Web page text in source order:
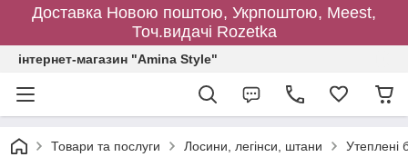
Доставка Новою поштою, Укрпоштою, Meest,
Точ.видачі Rozetka
інтернет-магазин "Amina Style"
Товари та послуги Лосини, легінси, штани Утеплені